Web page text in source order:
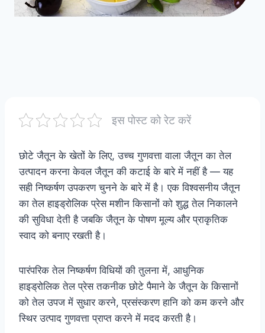
इस पोस्ट को रेट करें
छोटे जैतून के खेतों के लिए, उच्च गुणवत्ता वाला जैतून का तेल
उत्पादन करना केवल जैतून की कटाई के बारे में नहीं है — यह
सही निष्कर्षण उपकरण चुनने के बारे में है। एक विश्वसनीय जैतून
का तेल हाइड्रोलिक प्रेस मशीन किसानों को शुद्ध तेल निकालने
की सुविधा देती है जबकि जैतून के पोषण मूल्य और प्राकृतिक
स्वाद को बनाए रखती है।
पारंपरिक तेल निष्कर्षण विधियों की तुलना में, आधुनिक
हाइड्रोलिक तेल प्रेस तकनीक छोटे पैमाने के जैतून के किसानों
को तेल उपज में सुधार करने, प्रसंस्करण हानि को कम करने और
स्थिर उत्पाद गुणवत्ता प्राप्त करने में मदद करती है।